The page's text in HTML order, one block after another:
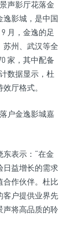
声影厅花落金
逸影城，是中国
月，金逸的足
苏州、武汉等全
家，其中配备
数据显示，杜
厅格式。
表示：“在金
日益增长的需求
合作伙伴。杜比
客户提供业界先
声将高品质的聆